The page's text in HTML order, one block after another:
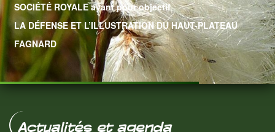
SOCIÉTÉ ROYALE ayant pour objectif
LA DÉFENSE ET L’ILLUSTRATION DU HAUT-PLATEAU
FAGNARD
Actualités et agenda